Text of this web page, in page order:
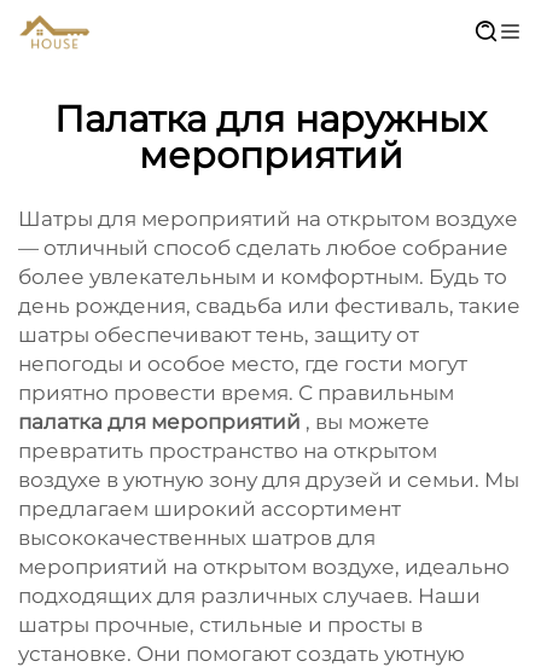
Палатка для наружных
мероприятий
Шатры для мероприятий на открытом воздухе
— отличный способ сделать любое собрание
более увлекательным и комфортным. Будь то
день рождения, свадьба или фестиваль, такие
шатры обеспечивают тень, защиту от
непогоды и особое место, где гости могут
приятно провести время. С правильным
палатка для мероприятий , вы можете
превратить пространство на открытом
воздухе в уютную зону для друзей и семьи. Мы
предлагаем широкий ассортимент
высококачественных шатров для
мероприятий на открытом воздухе, идеально
подходящих для различных случаев. Наши
шатры прочные, стильные и просты в
установке. Они помогают создать уютную